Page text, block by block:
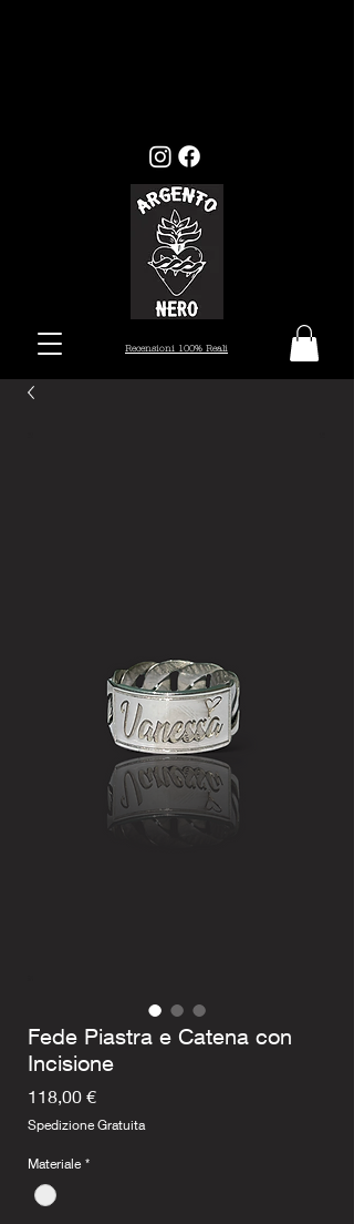
Recensioni 100% Reali
Fede Piastra e Catena con
Incisione
118,00 €Prezzo
Spedizione Gratuita
Materiale *